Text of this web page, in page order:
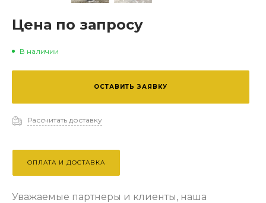
Цена по запросу
В наличии
ОСТАВИТЬ ЗАЯВКУ
Рассчитать доставку
ОПЛАТА И ДОСТАВКА
Уважаемые партнеры и клиенты, наша